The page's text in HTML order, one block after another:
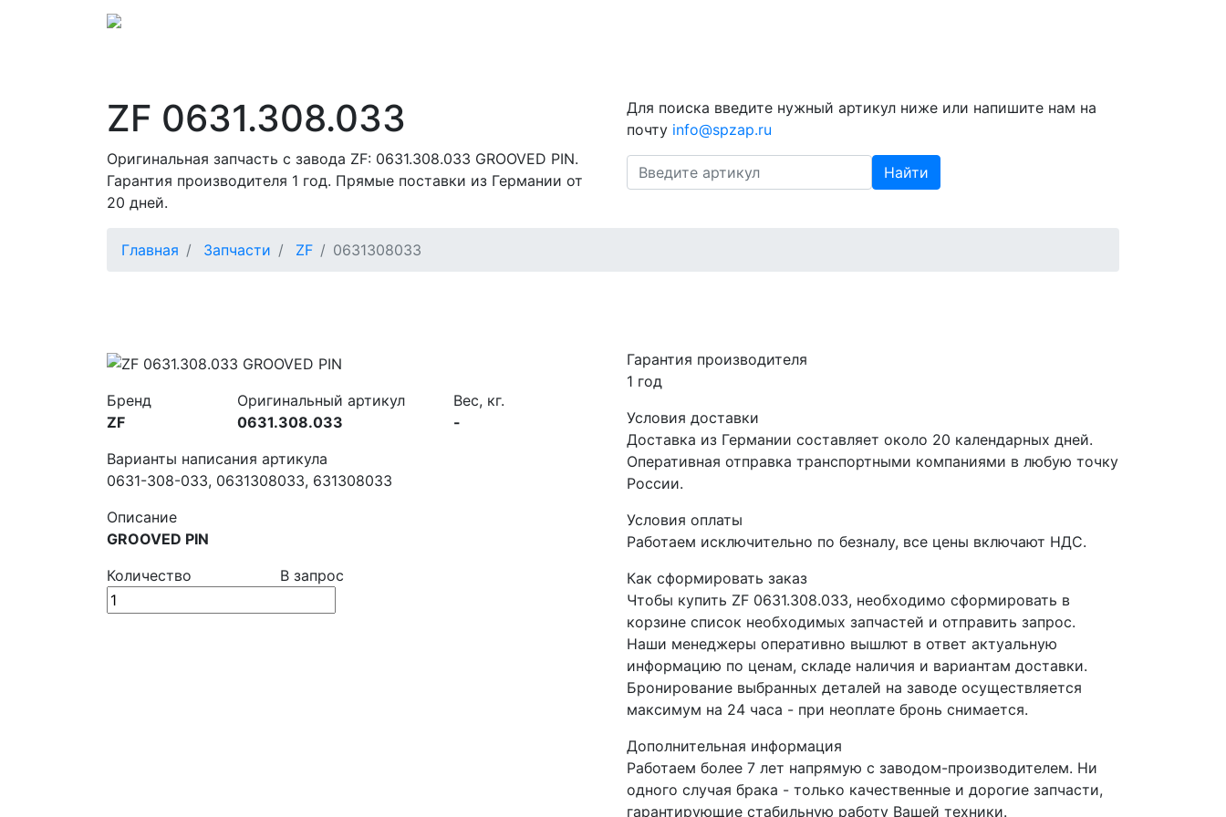
ZF 0631.308.033
Оригинальная запчасть с завода ZF: 0631.308.033 GROOVED PIN.
Гарантия производителя 1 год. Прямые поставки из Германии от
20 дней.
Для поиска введите нужный артикул ниже или напишите нам на
почту info@spzap.ru
Найти
Главная Запчасти ZF 0631308033
Бренд
ZF
Оригинальный артикул
0631.308.033
Вес, кг.
-
Варианты написания артикула
0631-308-033, 0631308033, 631308033
Описание
GROOVED PIN
Количество
В запрос
Гарантия производителя
1 год
Условия доставки
Доставка из Германии составляет около 20 календарных дней.
Оперативная отправка транспортными компаниями в любую точку
России.
Условия оплаты
Работаем исключительно по безналу, все цены включают НДС.
Как сформировать заказ
Чтобы купить ZF 0631.308.033, необходимо сформировать в
корзине список необходимых запчастей и отправить запрос.
Наши менеджеры оперативно вышлют в ответ актуальную
информацию по ценам, складе наличия и вариантам доставки.
Бронирование выбранных деталей на заводе осуществляется
максимум на 24 часа - при неоплате бронь снимается.
Дополнительная информация
Работаем более 7 лет напрямую с заводом-производителем. Ни
одного случая брака - только качественные и дорогие запчасти,
гарантирующие стабильную работу Вашей техники.